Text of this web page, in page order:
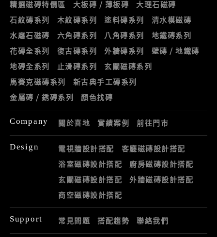
精選磁磚特價區 大板磚 / 薄板磚
大理石磁磚
石紋磚系列
木紋磚系列 塗料磚系列
清水模磁磚
水磨石磁磚
六角磚系列 八角磚系列
地鐵磚系列
花磚全系列
復古磚系列 外牆磚系列
壁磚 / 地鐵磚
地磚全系列
止滑磚系列
玄關磁磚系列
馬賽克磁磚系列
新古典手工磚系列
金屬磚 / 銹磚系列
顏色找磚
Company 關於喜地 實績案例 前往門市
Design 電視牆設計搭配
客廳磁磚設計搭配
浴室磁磚設計搭配
廚房磁磚設計搭配
玄關磁磚設計搭配
外牆磁磚設計搭配
商空磁磚設計搭配
Support 常見問題 搭配趨勢 聯絡我們